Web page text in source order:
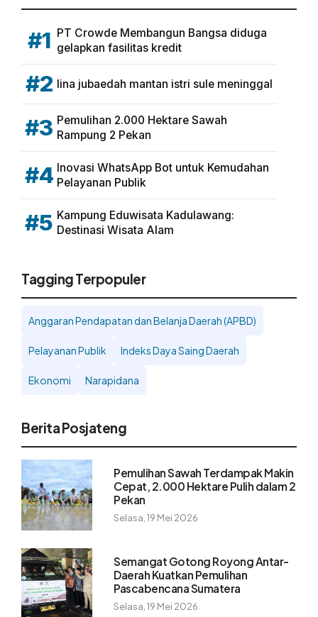
#1 PT Crowde Membangun Bangsa diduga
gelapkan fasilitas kredit
#2 lina jubaedah mantan istri sule meninggal
#3 Pemulihan 2.000 Hektare Sawah
Rampung 2 Pekan
#4 Inovasi WhatsApp Bot untuk Kemudahan
Pelayanan Publik
#5 Kampung Eduwisata Kadulawang:
Destinasi Wisata Alam
Tagging Terpopuler
Anggaran Pendapatan dan Belanja Daerah (APBD)
Pelayanan Publik Indeks Daya Saing Daerah
Ekonomi Narapidana
Berita Posjateng
Pemulihan Sawah Terdampak Makin
Cepat, 2.000 Hektare Pulih dalam 2
Pekan
Selasa, 19 Mei 2026
Semangat Gotong Royong Antar-
Daerah Kuatkan Pemulihan
Pascabencana Sumatera
Selasa, 19 Mei 2026